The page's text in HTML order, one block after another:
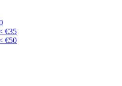
€35
€50